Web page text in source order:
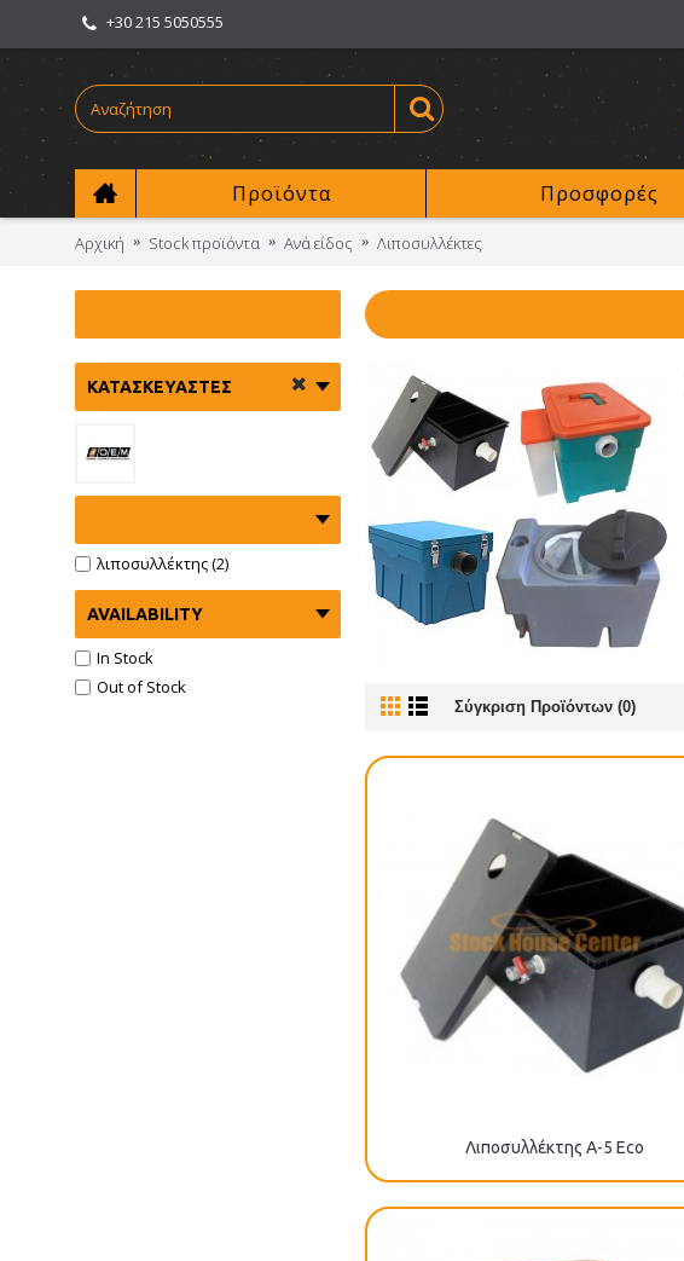
+30 215 5050555
Προϊόντα Προσφορές
Αρχική Stock προϊόντα Ανά είδος Λιποσυλλέκτες
ΚΑΤΑΣΚΕΥΑΣΤΈΣ
λιποσυλλέκτης (2)
AVAILABILITY
In Stock
Out of Stock
Σύγκριση Προϊόντων (0)
Λιποσυλλέκτης A-5 Eco